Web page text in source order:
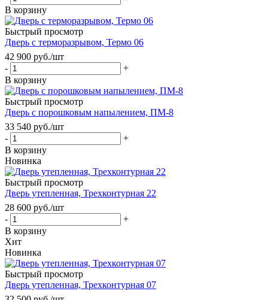
В корзину
Быстрый просмотр
Дверь с терморазрывом, Термо 06
42 900 руб./шт
-
+
В корзину
Быстрый просмотр
Дверь с порошковым напылением, ПМ-8
33 540 руб./шт
-
+
В корзину
Новинка
Быстрый просмотр
Дверь утепленная, Трехконтурная 22
28 600 руб./шт
-
+
В корзину
Хит
Новинка
Быстрый просмотр
Дверь утепленная, Трехконтурная 07